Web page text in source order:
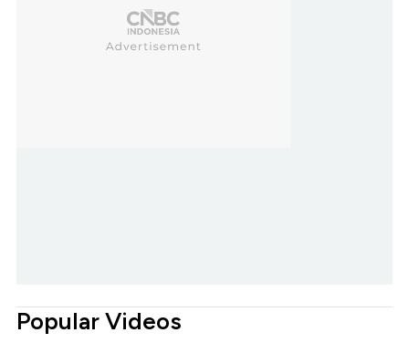
Popular Videos